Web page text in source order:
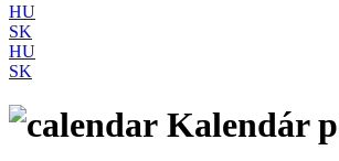
HU
SK
HU
SK
Kalendár